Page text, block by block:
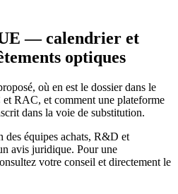
— calendrier et
optiques
où en est le dossier dans le
RAC, et comment une plateforme
dans la voie de substitution.
des équipes achats, R&D et
avis juridique. Pour une
votre conseil et directement le